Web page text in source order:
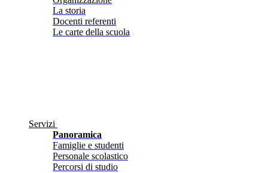
La storia
Docenti referenti
Le carte della scuola
Servizi
Panoramica
Famiglie e studenti
Personale scolastico
Percorsi di studio